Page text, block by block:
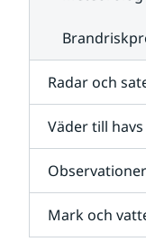
Radar och
Väder till havs
Observationer
Mark och